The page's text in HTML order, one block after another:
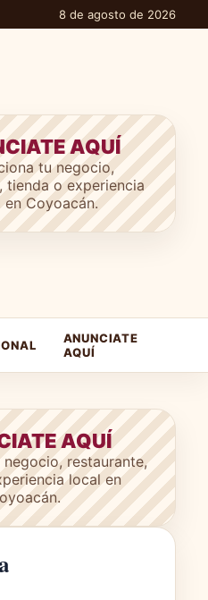
8 de agosto de 2026
AQUÍ
tu negocio,
tienda o experiencia
en Coyoacán.
ANUNCIATE
AQUÍ
AQUÍ
restaurante,
local en